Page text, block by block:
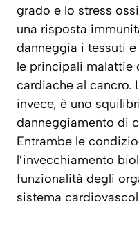
grado e lo stress
una risposta
danneggia i tessuti
le principali malattie
cardiache al cancro.
invece, è uno
danneggiamento di
Entrambe le
l’invecchiamento
funzionalità degli
sistema